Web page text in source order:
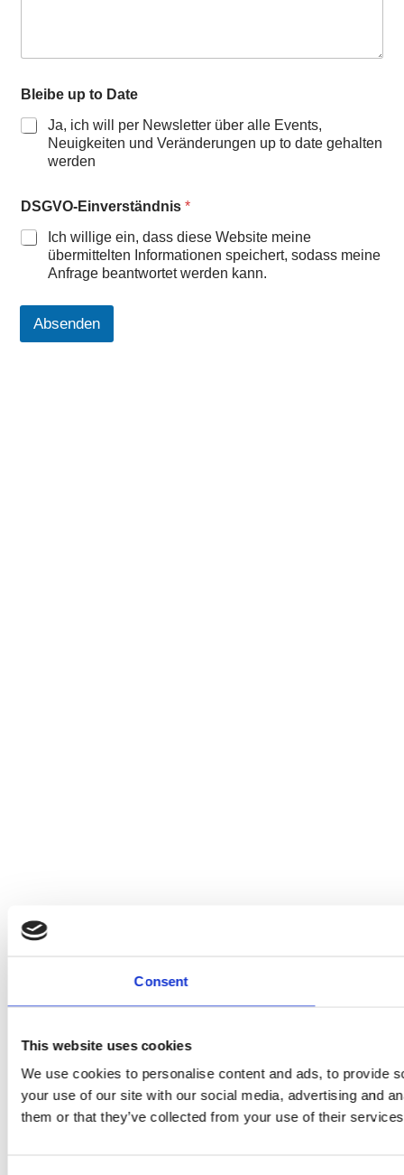
Consent
This website uses cookies
We use cookies to personalise content and ads, to provide
your use of our site with our social media, advertising and
them or that they’ve collected from your use of their
Bleibe up to Date
Ja, ich will per Newsletter über alle Events,
Neuigkeiten und Veränderungen up to date gehalten
werden
DSGVO-Einverständnis*
Ich willige ein, dass diese Website meine
übermittelten Informationen speichert, sodass meine
Anfrage beantwortet werden kann.
Absenden